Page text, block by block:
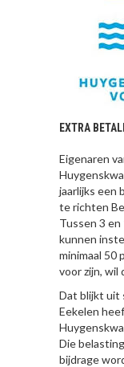
EXTRA
Eigenaren
jaarlijks een
te richten
Tussen 3
kunnen
minimaal 50
voor zijn, wil
Dat blijkt uit
Eekelen
Die
bijdrage